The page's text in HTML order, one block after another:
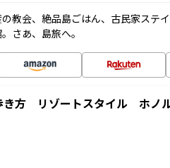
教会、絶品島ごはん、古民家ステ
さあ、島旅へ。
方 リゾートスタイル ホノ